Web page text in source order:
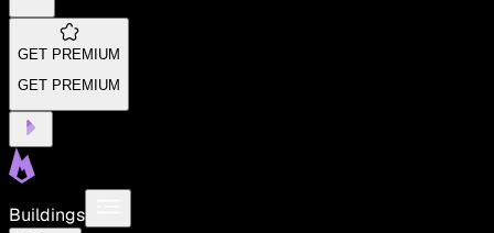
GET PREMIUM
GET PREMIUM
Buildings